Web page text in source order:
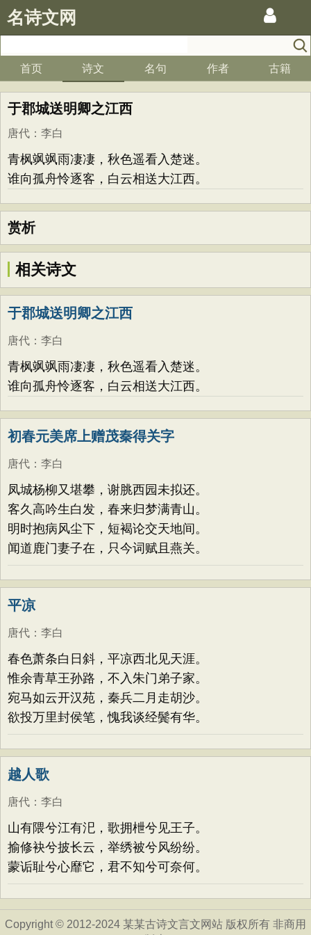
名诗文网
首页 诗文 名句 作者 古籍
于郡城送明卿之江西
唐代 ： 李白
青枫飒飒雨凄凄，秋色遥看入楚迷。
谁向孤舟怜逐客，白云相送大江西。
赏析
相关诗文
于郡城送明卿之江西
唐代 ： 李白
青枫飒飒雨凄凄，秋色遥看入楚迷。
谁向孤舟怜逐客，白云相送大江西。
初春元美席上赠茂秦得关字
唐代 ： 李白
凤城杨柳又堪攀，谢脁西园未拟还。
客久高吟生白发，春来归梦满青山。
明时抱病风尘下，短褐论交天地间。
闻道鹿门妻子在，只今词赋且燕关。
平凉
唐代 ： 李白
春色萧条白日斜，平凉西北见天涯。
惟余青草王孙路，不入朱门弟子家。
宛马如云开汉苑，秦兵二月走胡沙。
欲投万里封侯笔，愧我谈经鬓有华。
越人歌
唐代 ： 李白
山有隈兮江有汜，歌拥枻兮见王子。
揄修袂兮披长云，举绣被兮风纷纷。
蒙诟耻兮心靡它，君不知兮可奈何。
Copyright © 2012-2024 某某古诗文言文网站 版权所有 非商用